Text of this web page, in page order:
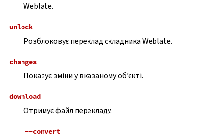
Weblate.
unlock
Розблоковує переклад складника Weblate.
changes
Показує зміни у вказаному об’єкті.
download
Отримує файл перекладу.
--convert